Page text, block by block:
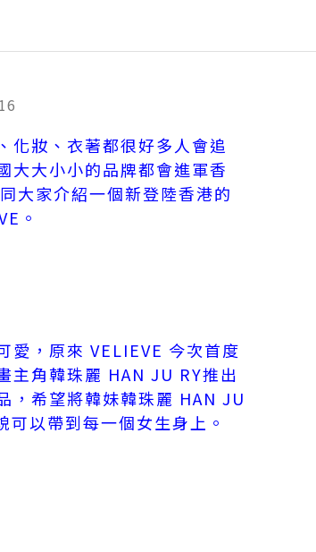
化妝、衣著都很好多人會追
大大小小的品牌都會進軍香
大家介紹一個新登陸香港的
。
愛，原來 VELIEVE 今次首度
主角韓珠麗 HAN JU RY推出
，希望將韓妹韓珠麗 HAN JU
可以帶到每一個女生身上。